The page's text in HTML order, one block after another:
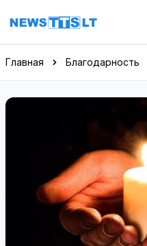
Перейти к содержимому
Главная Благодарность